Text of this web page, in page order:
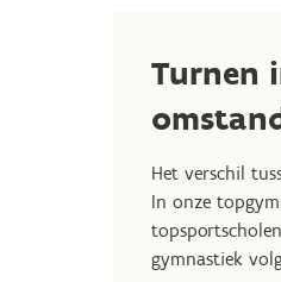
Turnen
Het verschil
In onze
gymnastiek